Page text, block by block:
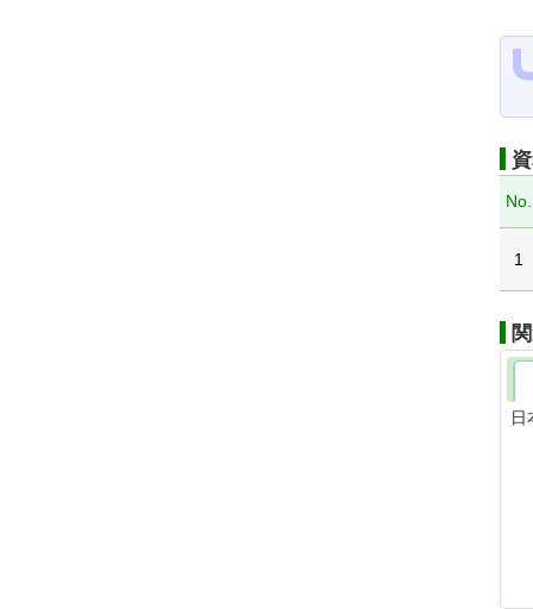
No.
1
日